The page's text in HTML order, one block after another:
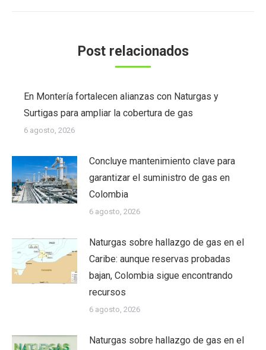
Post relacionados
En Montería fortalecen alianzas con Naturgas y
Surtigas para ampliar la cobertura de gas
6 agosto, 2026
Concluye mantenimiento clave para
garantizar el suministro de gas en
Colombia
6 agosto, 2026
Naturgas sobre hallazgo de gas en el
Caribe: aunque reservas probadas
bajan, Colombia sigue encontrando
recursos
6 agosto, 2026
Naturgas sobre hallazgo de gas en el